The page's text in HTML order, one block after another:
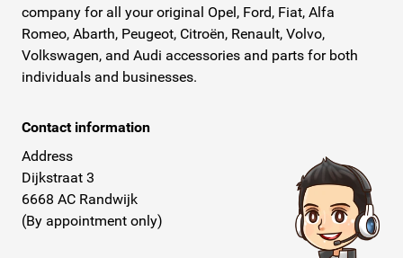
company for all your original Opel, Ford, Fiat, Alfa
Romeo, Abarth, Peugeot, Citroën, Renault, Volvo,
Volkswagen, and Audi accessories and parts for both
individuals and businesses.
Contact information
Address
Dijkstraat 3
6668 AC Randwijk
(By appointment only)